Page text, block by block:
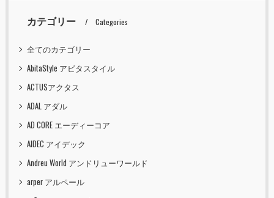
カテゴリー Categories
全てのカテゴリー
AbitaStyle アビタスタイル
ACTUSアクタス
ADAL アダル
AD CORE エーディーコア
AIDEC アイデック
Andreu World アンドリューワールド
arper アルペール